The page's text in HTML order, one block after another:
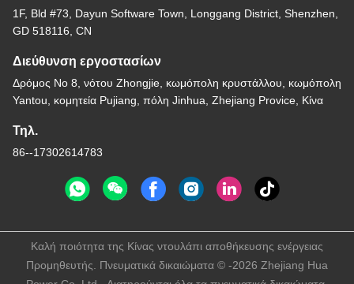
1F, Bld #73, Dayun Software Town, Longgang District, Shenzhen,
GD 518116, CN
Διεύθυνση εργοστασίων
Δρόμος Νο 8, νότου Zhongjie, κωμόπολη κρυστάλλου, κωμόπολη
Yantou, κομητεία Pujiang, πόλη Jinhua, Zhejiang Provice, Κίνα
Τηλ.
86--17302614783
Καλή ποιότητα της Κίνας ντουλάπι αποθήκευσης ενέργειας
Προμηθευτής. Πνευματικά δικαιώματα © -2026 Zhejiang Hua